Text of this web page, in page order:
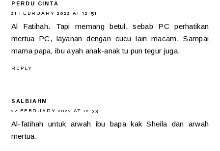
PERDU CINTA
21 FEBRUARY 2022 AT 12:51
Al Fatihah. Tapi memang betul, sebab PC perhatikan
mertua PC, layanan dengan cucu lain macam. Sampai
mama papa, ibu ayah anak-anak tu pun tegur juga.
REPLY
SALBIAHM
22 FEBRUARY 2022 AT 12:33
Al-fatihah untuk arwah ibu bapa kak Sheila dan arwah
mertua.